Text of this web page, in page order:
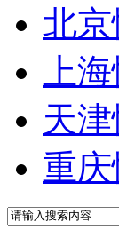
北
上
天
重